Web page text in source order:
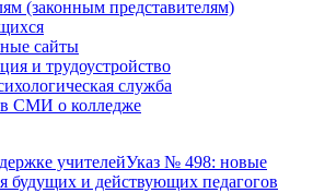
(законным представителям)
сайты
и трудоустройство
служба
СМИ о колледже
Указ № 498: новые
будущих и действующих педагогов